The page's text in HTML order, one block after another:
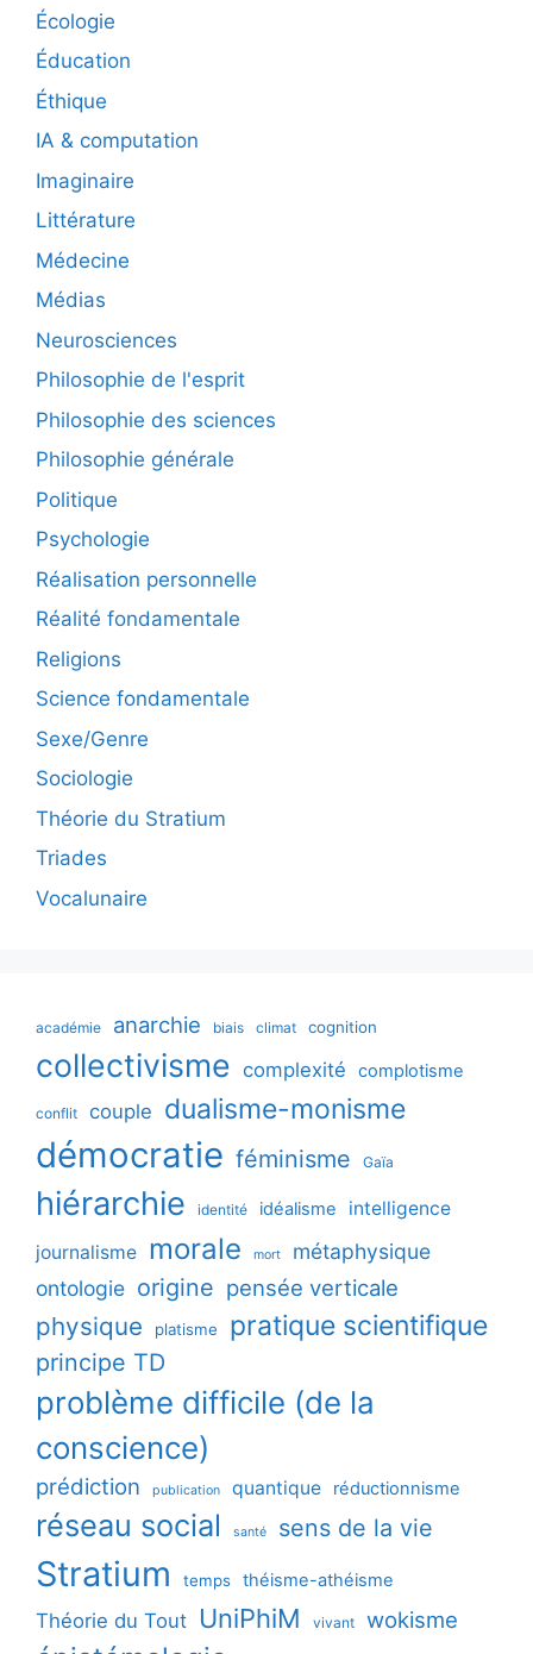
Écologie
Éducation
Éthique
IA & computation
Imaginaire
Littérature
Médecine
Médias
Neurosciences
Philosophie de l'esprit
Philosophie des sciences
Philosophie générale
Politique
Psychologie
Réalisation personnelle
Réalité fondamentale
Religions
Science fondamentale
Sexe/Genre
Sociologie
Théorie du Stratium
Triades
Vocalunaire
académie anarchie biais climat cognition
collectivisme complexité complotisme
conflit couple dualisme-monisme
démocratie féminisme Gaïa
hiérarchie identité idéalisme
intelligence
journalisme morale mort
métaphysique
ontologie origine pensée verticale
physique platisme pratique scientifique
principe TD
problème difficile (de la
conscience)
prédiction publication quantique réductionnisme
réseau social santé sens de la vie
Stratium temps théisme-athéisme
Théorie du Tout UniPhiM vivant wokisme